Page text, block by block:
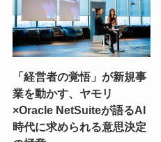
「経営者の覚悟」が新規事
業を動かす、ヤモリ
×Oracle NetSuiteが語るAI
時代に求められる意思決定